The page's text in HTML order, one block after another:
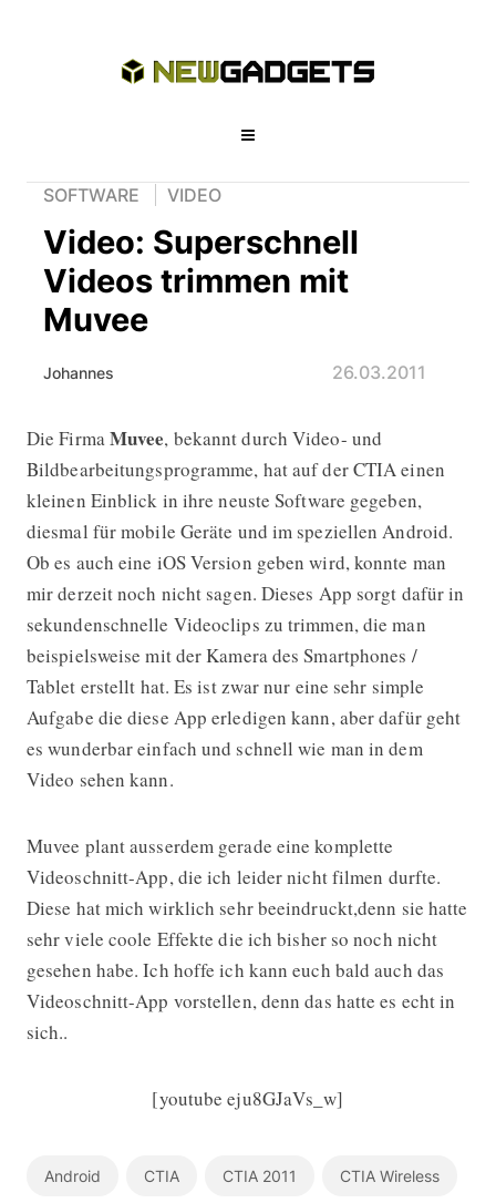
SOFTWARE VIDEO
Video: Superschnell
Videos trimmen mit
Muvee
Johannes 26.03.2011
Video: Superschnell Videos
Die Firma Muvee, bekannt durch Video- und
Bildbearbeitungsprogramme, hat auf der CTIA einen
kleinen Einblick in ihre neuste Software gegeben,
diesmal für mobile Geräte und im speziellen Android.
Ob es auch eine iOS Version geben wird, konnte man
mir derzeit noch nicht sagen. Dieses App sorgt dafür in
sekundenschnelle Videoclips zu trimmen, die man
beispielsweise mit der Kamera des Smartphones /
Tablet erstellt hat. Es ist zwar nur eine sehr simple
Aufgabe die diese App erledigen kann, aber dafür geht
es wunderbar einfach und schnell wie man in dem
Video sehen kann.
Muvee plant ausserdem gerade eine komplette
Videoschnitt-App, die ich leider nicht filmen durfte.
Diese hat mich wirklich sehr beeindruckt,denn sie hatte
sehr viele coole Effekte die ich bisher so noch nicht
gesehen habe. Ich hoffe ich kann euch bald auch das
Videoschnitt-App vorstellen, denn das hatte es echt in
sich..
[youtube eju8GJaVs_w]
Android CTIA CTIA 2011 CTIA Wireless